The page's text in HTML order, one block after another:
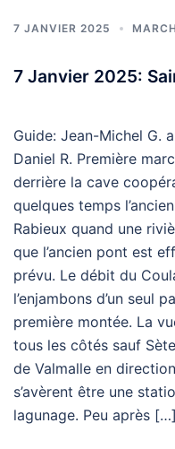
7 JANVIER 2025
7 Janvier 2025:
Guide: Jean-Michel G.
Daniel R. Première
derrière la cave
quelques temps
Rabieux quand une
que l’ancien pont est
prévu. Le débit du
l’enjambons d’un seul
première montée. La
tous les côtés sauf
de Valmalle en
s’avèrent être une
lagunage. Peu après […]